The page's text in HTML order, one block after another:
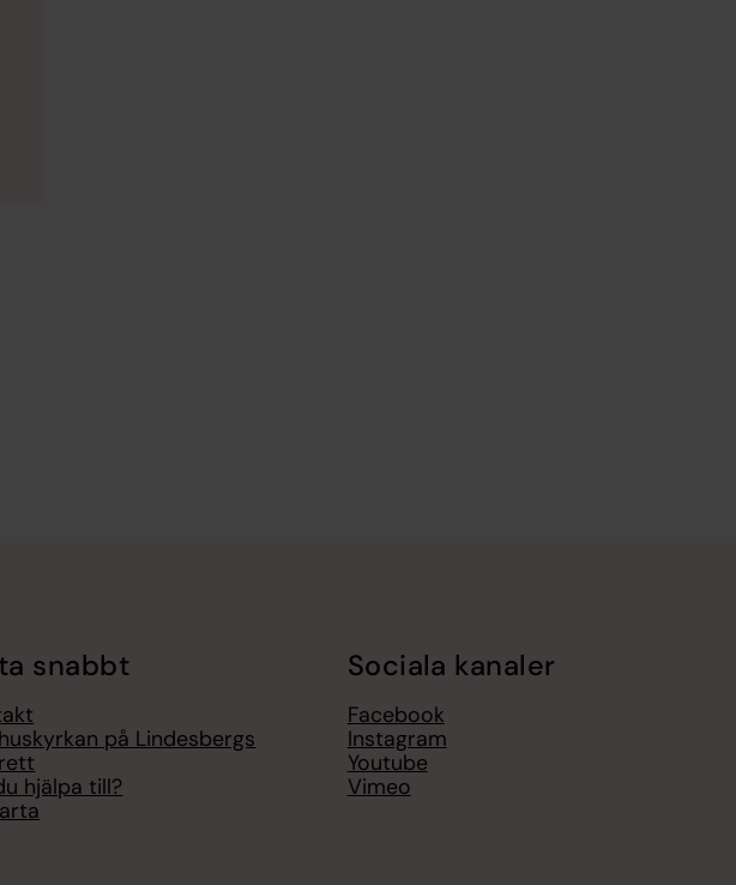
snabbt
på Lindesbergs
hjälpa till?
Sociala kanaler
Facebook
Instagram
Youtube
Vimeo